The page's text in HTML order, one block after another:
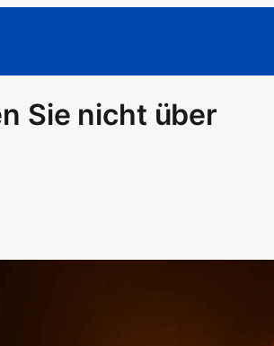
Sie nicht über